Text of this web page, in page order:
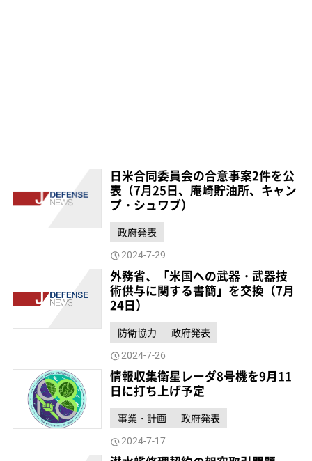
日米合同委員会の合意事案2件を公
表（7月25日、庵崎貯油所、キャン
プ・シュワブ）
政府発表
2024-7-29
外務省、「米国への武器・武器技
術供与に関する書簡」を交換（7月
24日）
防衛協力 政府発表
2024-7-26
情報収集衛星レーダ8号機を9月11
日に打ち上げ予定
事業・計画 政府発表
2024-7-17